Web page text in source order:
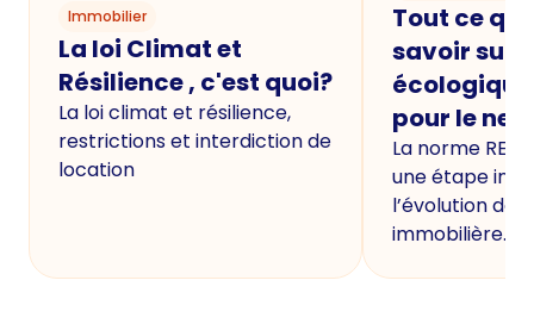
Immobilier
La loi Climat et
Résilience , c'est quoi?
La loi climat et résilience,
restrictions et interdiction de
location
Tout ce
savoir sur
écologique
pour le
La norme
une étape
l’évolution de
immobilière.